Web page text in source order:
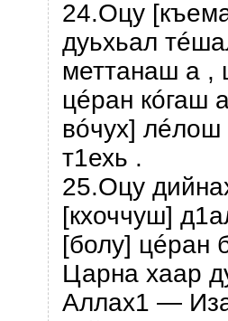
24.Оцу
дуьхьал
меттанаш а ,
цéран кóгаш
вóчух]
т1ехь .
25.Оцу
[кхоччуш]
[болу] цéран
Царна хаар
Аллах1 —